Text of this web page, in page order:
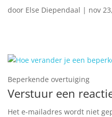
door Else Diependaal | nov
Beperkende overtuiging
Verstuur een
Het e-mailadres wordt niet